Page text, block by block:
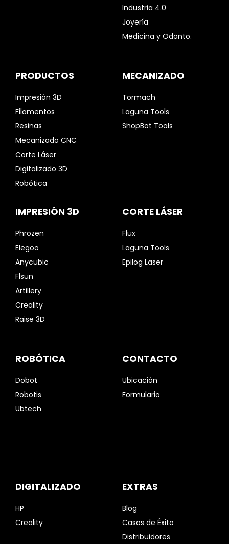
Industria 4.0
Joyería
Medicina y Odonto.
PRODUCTOS
Impresión 3D
Filamentos
Resinas
Mecanizado CNC
Corte Láser
Digitalizado 3D
Robótica
IMPRESIÓN 3D
Phrozen
Elegoo
Anycubic
Flsun
Artillery
Creality
Raise 3D
MECANIZADO
Tormach
Laguna Tools
ShopBot Tools
CORTE LÁSER
Flux
Laguna Tools
Epilog Laser
ROBÓTICA
Dobot
Robotis
Ubtech
DIGITALIZADO
HP
Creality
CONTACTO
Ubicación
Formulario
EXTRAS
Blog
Casos de Éxito
Distribuidores